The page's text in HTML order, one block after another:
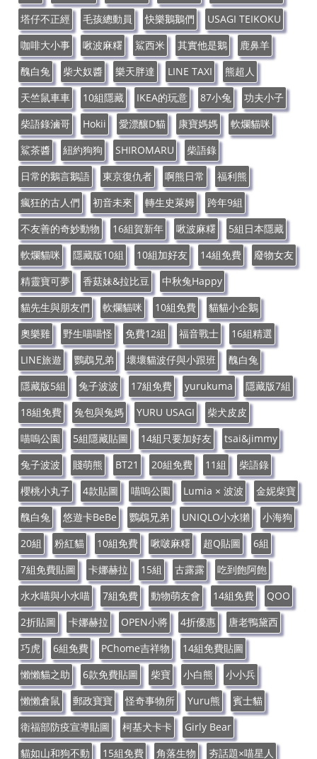
塔仔不正經
毛孩總動員 快樂鵝鵝們
USAGI TEIKOKU
咖啡大小事
啾波麻糬 鯊西米 其實他是鵝
鹿鼻羊
醜白兔
柴犬奴醬 樂天胖達 LINE TAXI
熊超人
天竺鼠車車
10組隱藏 IKEA的玩意 87小兔
功夫小子
柴語錄滷哥
Hokii 愛漂釀D貓 康寶媽媽
軟爛貓咪
鯊茶醬
紐約狗狗 SHIROMARU
柴語錄
日常的鵝言鵝語
東京復仇者 啊熊日常
福利熊
瘋狂的古人們
初音未來 轉生史萊姆
跨年9組
不友善的奇妙動物
16組賀新年 啾波麻糬
5組日本隱藏
軟爛貓咪
隱藏版10組 10組加好友 14組免費
廢物女友
精靈寶可夢
香菇妹&拉比豆
中秋兔Happy
貓先生與朋友們
軟爛貓咪 10組免費
貓貓小企鵝
奧樂雞
野生喵喵怪 免費12組 福音戰士
16組精選
LINE旅遊
鸚鵡兄弟 壞壞貓波仔與小跟班
醜白兔
隱藏版5組
兔子波波 17組免費 yurukuma
隱藏版7組
18組免費
兔包與兔媽 YURU USAGI
柴犬皮皮
喵嗚公園
5組隱藏貼圖 14組只要加好友
tsai&jimmy
兔子波波
賤萌熊 BT21 20組免費 11組
柴語錄
櫻桃小丸子
4款貼圖 喵嗚公園 Lumia × 波波
金妮柴寶
醜白兔
悠遊卡BeBe 鸚鵡兄弟 UNIQLO小水獺
小海狗
20組
粉紅貓 10組免費 啾啵麻糬 超Q貼圖
6組
7組免費貼圖
卡娜赫拉 15組 古露露
吃到飽阿飽
水水喵與小水喵
7組免費 動物萌友會 14組免費
QOO
2折貼圖
卡娜赫拉 OPEN小將 4折優惠
唐老鴨黛西
巧虎
6組免費 PChome吉祥物
14組免費貼圖
懶懶貓之助
6款免費貼圖 柴寶 小白熊
小小兵
懶懶倉鼠
郵政寶寶 怪奇事物所 Yuru熊
賓士貓
衛福部防疫宣導貼圖
柯基犬卡卡
Girly Bear
貓如山和狗不動
15組免費 角落生物 夯話題×喵星人